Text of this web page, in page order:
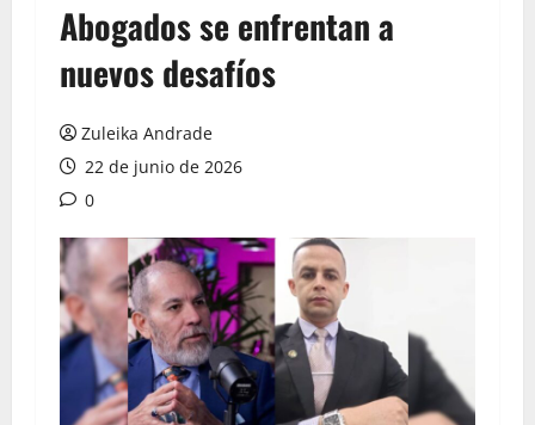
Abogados se enfrentan a
nuevos desafíos
Zuleika Andrade
22 de junio de 2026
0